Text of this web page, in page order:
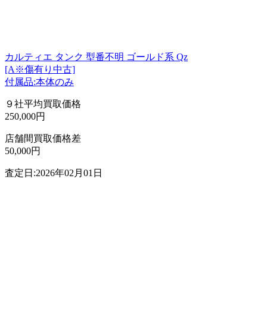
カルティエ タンク 型番不明 ゴールド系 Qz
[A※傷有り中古]
付属品:本体のみ
９社平均買取価格
250,000円
店舗間買取価格差
50,000円
査定日:2026年02月01日